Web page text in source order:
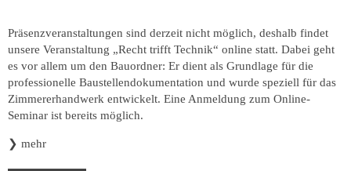
Präsenzveranstaltungen sind derzeit nicht möglich, deshalb findet
unsere Veranstaltung „Recht trifft Technik“ online statt. Dabei geht
es vor allem um den Bauordner: Er dient als Grundlage für die
professionelle Baustellendokumentation und wurde speziell für das
Zimmererhandwerk entwickelt. Eine Anmeldung zum Online-
Seminar ist bereits möglich.
❯ mehr